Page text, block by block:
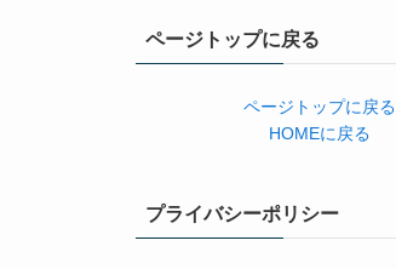
ーページトップに戻る
ページトップに戻る
HOMEに戻る
プライバシーポリシー